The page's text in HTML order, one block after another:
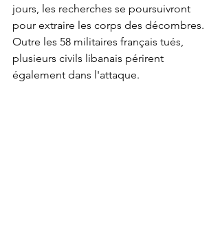
jours, les recherches se poursuivront
pour extraire les corps des décombres.
Outre les 58 militaires français tués,
plusieurs civils libanais périrent
également dans l'attaque.